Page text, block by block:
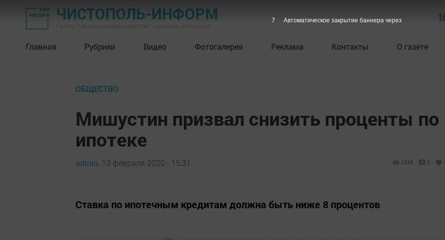
ЧИСТОПОЛЬ-ИНФОРМ
Главная Рубрики Видео Фотогалерея Реклама Контакты О газете
ОБЩЕСТВО
Мишустин призвал снизить проценты по
ипотеке
admin, 13 февраля 2020 - 15:31 2338 0
Ставка по ипотечным кредитам должна быть ниже 8 процентов
7 Автоматическое закрытие баннера через